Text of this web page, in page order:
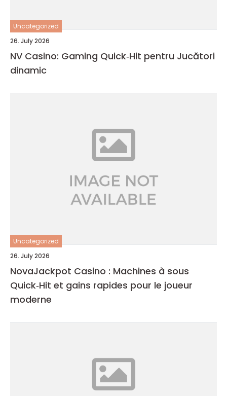
Uncategorized
26. July 2026
NV Casino: Gaming Quick‑Hit pentru Jucători
dinamic
Uncategorized
26. July 2026
NovaJackpot Casino : Machines à sous
Quick‑Hit et gains rapides pour le joueur
moderne